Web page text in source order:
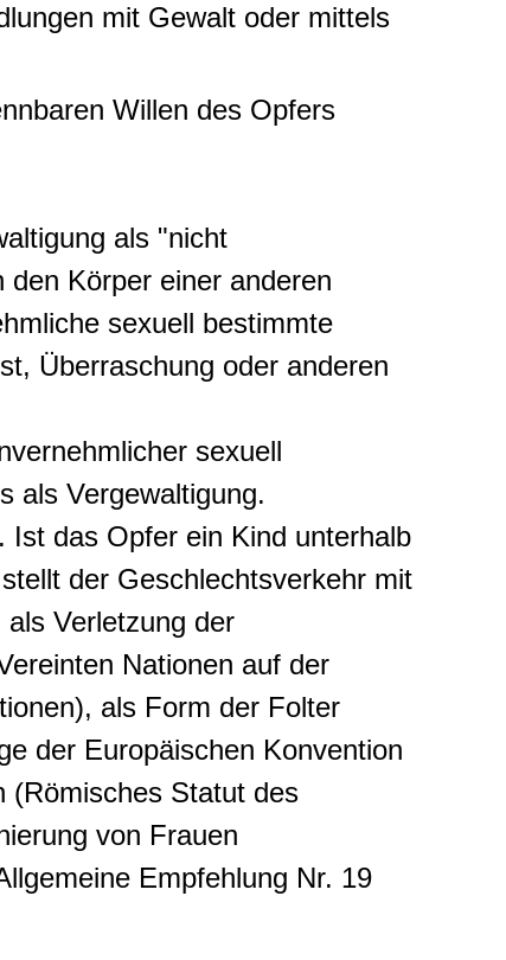
mit Gewalt oder mittels
Willen des Opfers
als "nicht
Körper einer anderen
sexuell bestimmte
Überraschung oder anderen
sexuell
als Vergewaltigung.
das Opfer ein Kind unterhalb
der Geschlechtsverkehr mit
Verletzung der
Nationen auf der
als Form der Folter
der Europäischen Konvention
(Römisches Statut des
von Frauen
Empfehlung Nr. 19